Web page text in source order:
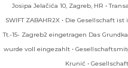
Josipa Jelačića 10, Zagreb, HR •
SWIFT ZABAHR2X • Die Gesellschaft
Tt.-15- Zagreb2 eingetragen Das
wurde voll eingezahlt •
Krunić •